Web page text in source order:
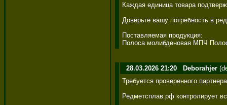
Каждая единица товара
Доверьте вашу потребность в
Поставляемая продукция:
Полоса молибденовая МПЧ
28.03.2026 21:20 Deborahjer
Требуется проверенного
Редметсплав.рф контролирует